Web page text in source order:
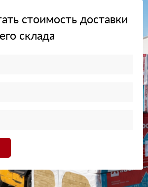
стоимость доставки
склада